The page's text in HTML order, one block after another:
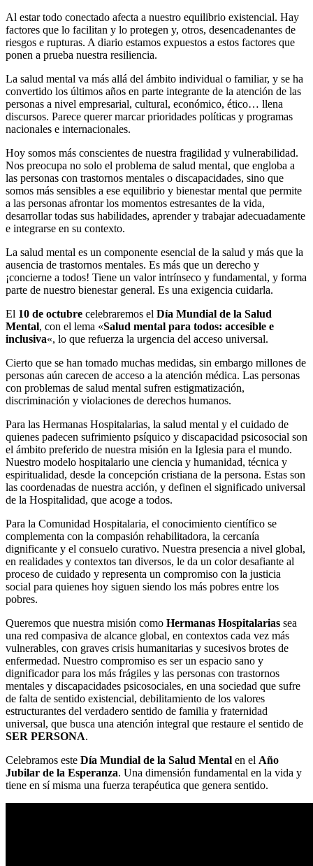
Al estar todo conectado afecta a nuestro equilibrio existencial. Hay
factores que lo facilitan y lo protegen y, otros, desencadenantes de
riesgos e rupturas. A diario estamos expuestos a estos factores que
ponen a prueba nuestra resiliencia.
La salud mental va más allá del ámbito individual o familiar, y se ha
convertido los últimos años en parte integrante de la atención de las
personas a nivel empresarial, cultural, económico, ético… llena
discursos. Parece querer marcar prioridades políticas y programas
nacionales e internacionales.
Hoy somos más conscientes de nuestra fragilidad y vulnerabilidad.
Nos preocupa no solo el problema de salud mental, que engloba a
las personas con trastornos mentales o discapacidades, sino que
somos más sensibles a ese equilibrio y bienestar mental que permite
a las personas afrontar los momentos estresantes de la vida,
desarrollar todas sus habilidades, aprender y trabajar adecuadamente
e integrarse en su contexto.
La salud mental es un componente esencial de la salud y más que la
ausencia de trastornos mentales. Es más que un derecho y
¡concierne a todos! Tiene un valor intrínseco y fundamental, y forma
parte de nuestro bienestar general. Es una exigencia cuidarla.
El 10 de octubre celebraremos el Día Mundial de la Salud
Mental, con el lema «Salud mental para todos: accesible e
inclusiva«, lo que refuerza la urgencia del acceso universal.
Cierto que se han tomado muchas medidas, sin embargo millones de
personas aún carecen de acceso a la atención médica. Las personas
con problemas de salud mental sufren estigmatización,
discriminación y violaciones de derechos humanos.
Para las Hermanas Hospitalarias, la salud mental y el cuidado de
quienes padecen sufrimiento psíquico y discapacidad psicosocial son
el ámbito preferido de nuestra misión en la Iglesia para el mundo.
Nuestro modelo hospitalario une ciencia y humanidad, técnica y
espiritualidad, desde la concepción cristiana de la persona. Estas son
las coordenadas de nuestra acción, y definen el significado universal
de la Hospitalidad, que acoge a todos.
Para la Comunidad Hospitalaria, el conocimiento científico se
complementa con la compasión rehabilitadora, la cercanía
dignificante y el consuelo curativo. Nuestra presencia a nivel global,
en realidades y contextos tan diversos, le da un color desafiante al
proceso de cuidado y representa un compromiso con la justicia
social para quienes hoy siguen siendo los más pobres entre los
pobres.
Queremos que nuestra misión como Hermanas Hospitalarias sea
una red compasiva de alcance global, en contextos cada vez más
vulnerables, con graves crisis humanitarias y sucesivos brotes de
enfermedad. Nuestro compromiso es ser un espacio sano y
dignificador para los más frágiles y las personas con trastornos
mentales y discapacidades psicosociales, en una sociedad que sufre
de falta de sentido existencial, debilitamiento de los valores
estructurantes del verdadero sentido de familia y fraternidad
universal, que busca una atención integral que restaure el sentido de
SER PERSONA.
Celebramos este Día Mundial de la Salud Mental en el Año
Jubilar de la Esperanza. Una dimensión fundamental en la vida y
tiene en sí misma una fuerza terapéutica que genera sentido.